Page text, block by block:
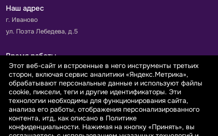
Наш адрес
г. Иваново
ул. Поэта Лебедева, д.5
Время работы
Пн-Пт с 9.00 до 18.00
Сб-Вс: выходной
Принимаем к оплате
Этот веб-сайт и встроенные в него инструменты третьих
сторон, включая сервис аналитики «Яндекс.Метрика»,
обрабатывают персональные данные и используют файлы
cookie, пиксели, теги и другие идентификаторы. Эти
технологии необходимы для функционирования сайта,
анализа его работы, отображения персонализированного
контента, итд, как описано в Политике
конфиденциальности. Нажимая на кнопку «Принять», вы